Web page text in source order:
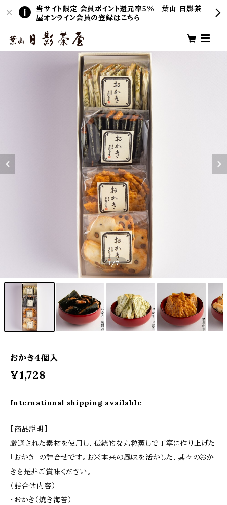
当サイト限定 会員ポイント還元率5％ 葉山 日影茶
屋オンライン会員の登録はこちら
1/7
おかき４個入
¥1,728
International shipping available
【商品説明】
厳選された素材を使用し、伝統的な丸粒蒸しで丁寧に作り上げた
「おかき」の詰合せです。お米本来の風味を活かした、其々のおか
きを是非ご賞味ください。
（詰合せ内容）
・おかき（焼き海苔）